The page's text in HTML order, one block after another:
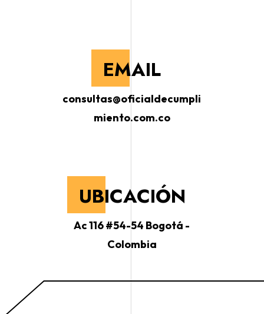
EMAIL
consultas@oficialdecumpli
miento.com.co
UBICACIÓN
Ac 116 #54-54 Bogotá -
Colombia